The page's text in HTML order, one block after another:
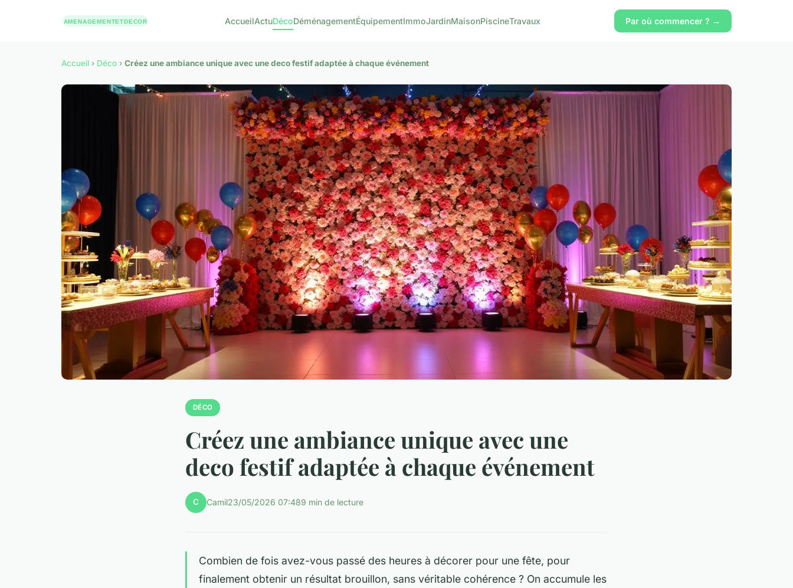
AccueilActuDécoDéménagementÉquipementImmoJardinMaisonPiscineTravaux Par où commencer ? →
Accueil › Déco › Créez une ambiance unique avec une deco festif adaptée à chaque événement
DÉCO
Créez une ambiance unique avec une
deco festif adaptée à chaque événement
C Camil23/05/2026 07:489 min de lecture
Combien de fois avez-vous passé des heures à décorer pour une fête, pour
finalement obtenir un résultat brouillon, sans véritable cohérence ? On accumule les